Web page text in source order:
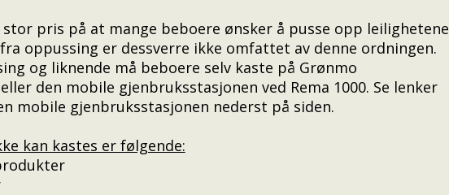
pris på at mange beboere ønsker å pusse opp leilighetene
oppussing er dessverre ikke omfattet av denne ordningen.
og liknende må beboere selv kaste på Grønmo
den mobile gjenbruksstasjonen ved Rema 1000. Se lenker
mobile gjenbruksstasjonen nederst på siden.
kan kastes er følgende: